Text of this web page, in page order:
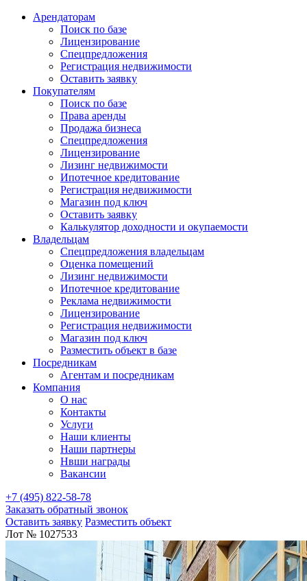
Арендаторам
Поиск по базе
Лицензирование
Спецпредложения
Регистрация недвижимости
Оставить заявку
Покупателям
Поиск по базе
Права аренды
Продажа бизнеса
Спецпредложения
Лицензирование
Лизинг недвижимости
Ипотечное кредитование
Регистрация недвижимости
Магазин под ключ
Оставить заявку
Калькулятор доходности и окупаемости
Владельцам
Спецпредложения владельцам
Оценка помещений
Лизинг недвижимости
Ипотечное кредитование
Реклама недвижимости
Лицензирование
Регистрация недвижимости
Магазин под ключ
Разместить объект в базе
Посредникам
Агентам и посредникам
Компания
О нас
Контакты
Услуги
Наши клиенты
Наши партнеры
Нвши награды
Вакансии
+7 (495) 822-58-78
Заказать обратный звонок
Оставить заявку Разместить объект
Лот № 1027533